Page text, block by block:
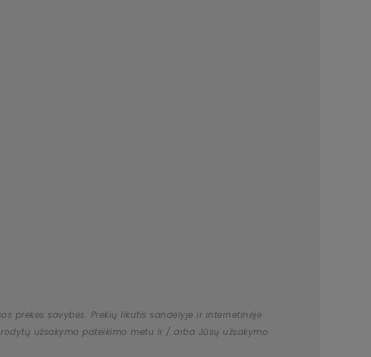
prekės savybės. Prekių likutis sandėlyje ir internetinėje
užsakymo pateikimo metu ir / arba Jūsų užsakymo